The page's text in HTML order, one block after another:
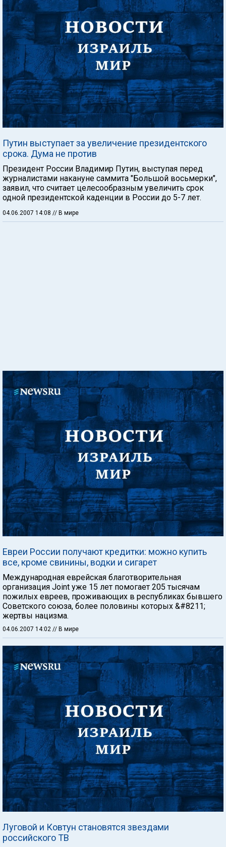
Путин выступает за увеличение президентского
срока. Дума не против
Президент России Владимир Путин, выступая перед
журналистами накануне саммита "Большой восьмерки",
заявил, что считает целесообразным увеличить срок
одной президентской каденции в России до 5-7 лет.
04.06.2007 14:08 // В мире
Евреи России получают кредитки: можно купить
все, кроме свинины, водки и сигарет
Международная еврейская благотворительная
организация Joint уже 15 лет помогает 205 тысячам
пожилых евреев, проживающих в республиках бывшего
Советского союза, более половины которых &#8211;
жертвы нацизма.
04.06.2007 14:02 // В мире
Луговой и Ковтун становятся звездами
российского ТВ